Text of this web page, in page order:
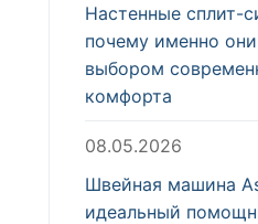
Настенные сплит-
почему именно
выбором
комфорта
08.05.2026
Швейная машина
идеальный